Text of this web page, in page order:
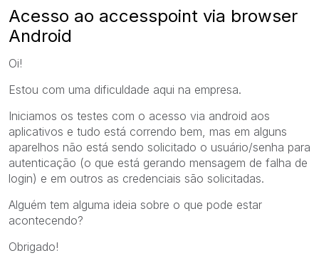
Acesso ao accesspoint via browser
Android
Oi!
Estou com uma dificuldade aqui na empresa.
Iniciamos os testes com o acesso via android aos
aplicativos e tudo está correndo bem, mas em alguns
aparelhos não está sendo solicitado o usuário/senha para
autenticação (o que está gerando mensagem de falha de
login) e em outros as credenciais são solicitadas.
Alguém tem alguma ideia sobre o que pode estar
acontecendo?
Obrigado!